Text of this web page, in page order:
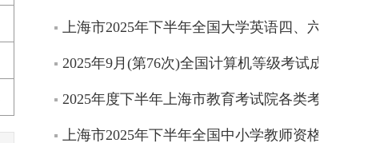
上海市2025年下半年全国大学英语四、六级考试
2025年9月(第76次)全国计算机等级考试成绩开通
2025年度下半年上海市教育考试院各类考试信息
上海市2025年下半年全国中小学教师资格考试（